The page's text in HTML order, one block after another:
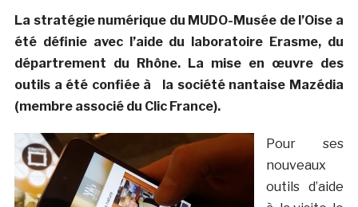
La stratégie numérique du MUDO-Musée de l’Oise a
été définie avec l’aide du laboratoire Erasme, du
départrement du Rhône. La mise en œuvre des
outils a été confiée à la société nantaise Mazédia
(membre associé du Clic France).
Pour ses
nouveaux
outils d’aide